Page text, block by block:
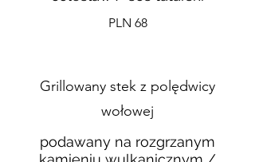
PLN 68
Grillowany stek z polędwicy
wołowej
podawany na rozgrzanym